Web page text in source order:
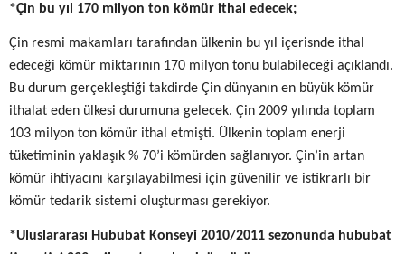
*Çin bu yıl 170 milyon ton kömür ithal edecek;
Çin resmi makamları tarafından ülkenin bu yıl içerisnde ithal
edeceği kömür miktarının 170 milyon tonu bulabileceği açıklandı.
Bu durum gerçekleştiği takdirde Çin dünyanın en büyük kömür
ithalat eden ülkesi durumuna gelecek. Çin 2009 yılında toplam
103 milyon ton kömür ithal etmişti. Ülkenin toplam enerji
tüketiminin yaklaşık % 70’i kömürden sağlanıyor. Çin’in artan
kömür ihtiyacını karşılayabilmesi için güvenilir ve istikrarlı bir
kömür tedarik sistemi oluşturması gerekiyor.
*Uluslararası Hububat Konseyi 2010/2011 sezonunda hububat